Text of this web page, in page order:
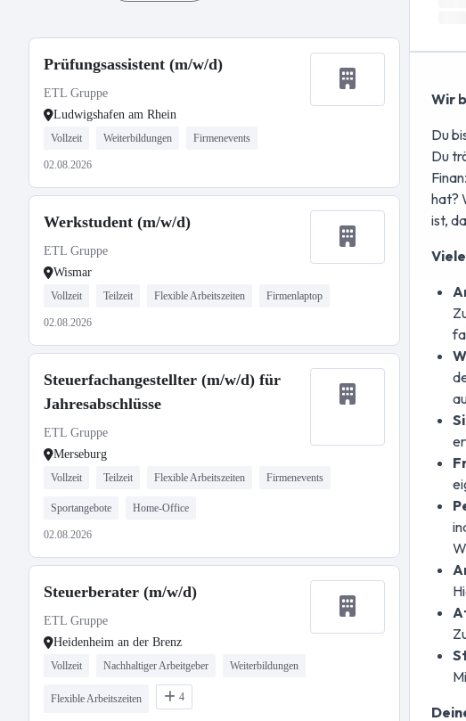
Prüfungsassistent (m/w/d)
ETL Gruppe
Ludwigshafen am Rhein
Vollzeit Weiterbildungen Firmenevents
02.08.2026
Werkstudent (m/w/d)
ETL Gruppe
Wismar
Vollzeit Teilzeit Flexible Arbeitszeiten Firmenlaptop
02.08.2026
Steuerfachangestellter (m/w/d) für
Jahresabschlüsse
ETL Gruppe
Merseburg
Vollzeit Teilzeit Flexible Arbeitszeiten Firmenevents
Sportangebote Home-Office
02.08.2026
Steuerberater (m/w/d)
ETL Gruppe
Heidenheim an der Brenz
Vollzeit Nachhaltiger Arbeitgeber Weiterbildungen
Flexible Arbeitszeiten 4